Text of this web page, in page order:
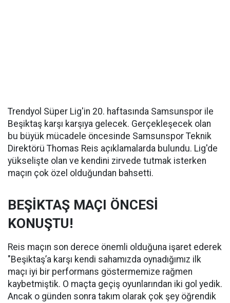
Trendyol Süper Lig'in 20. haftasında Samsunspor ile
Beşiktaş karşı karşıya gelecek. Gerçekleşecek olan
bu büyük mücadele öncesinde Samsunspor Teknik
Direktörü Thomas Reis açıklamalarda bulundu. Lig'de
yükselişte olan ve kendini zirvede tutmak isterken
maçın çok özel olduğundan bahsetti.
BEŞİKTAŞ MAÇI ÖNCESİ
KONUŞTU!
Reis maçın son derece önemli olduğuna işaret ederek
"Beşiktaş’a karşı kendi sahamızda oynadığımız ilk
maçı iyi bir performans göstermemize rağmen
kaybetmiştik. O maçta geçiş oyunlarından iki gol yedik.
Ancak o günden sonra takım olarak çok şey öğrendik